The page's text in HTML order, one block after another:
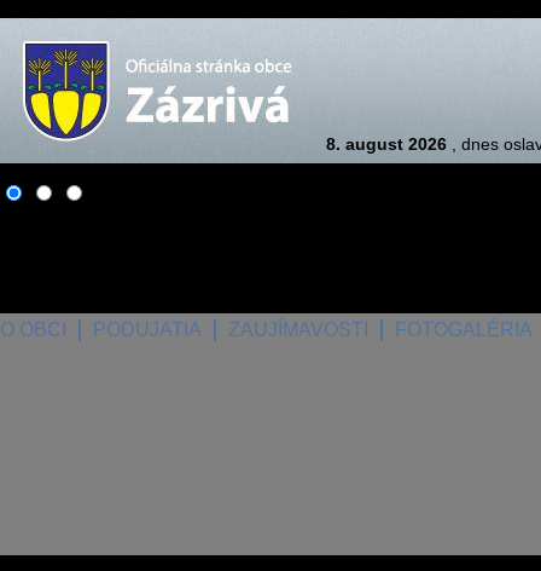
8. august 2026 , dnes
O OBCI PODUJATIA ZAUJÍMAVOSTI FOTOGALÉRIA